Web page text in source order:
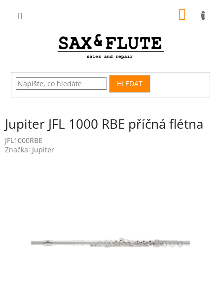
HLEDAT
Jupiter JFL 1000 RBE příčná flétna
JFL1000RBE
Značka: Jupiter